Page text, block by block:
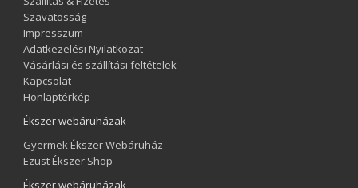
Szavatosság
Impresszum
Adatkezelési Nyilatkozat
Vásárlási és szállítási feltételek
Kapcsolat
Honlaptérkép
Ékszer webáruházak
Gyermek Ékszer Webáruház
Ezüst Ékszer Shop
Ékszer webáruházak